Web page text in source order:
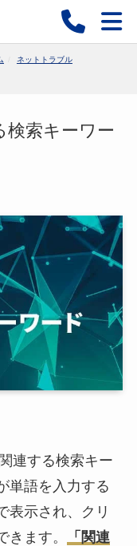
ネットトラブル
検索キーワー
関連する検索キー
単語を入力する
表示され、クリ
ます。
「関連